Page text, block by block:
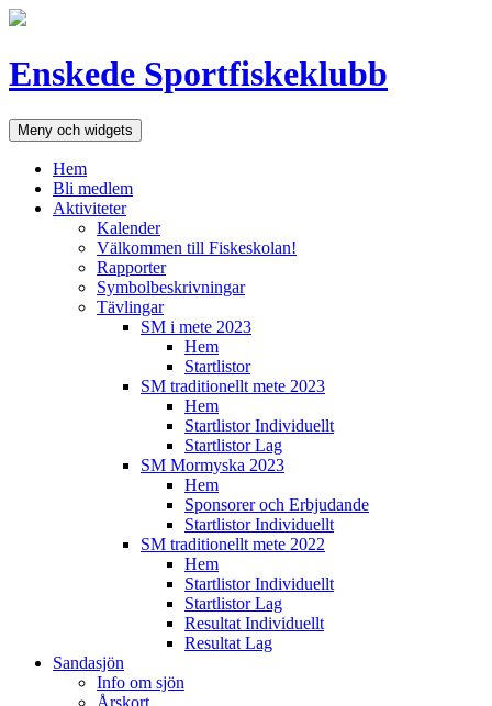
Hoppa
Enskede Sportfiskeklubb
Meny och widgets
Hem
Bli medlem
Aktiviteter
Kalender
Välkommen till Fiskeskolan!
Rapporter
Symbolbeskrivningar
Tävlingar
SM i mete 2023
Hem
Startlistor
SM traditionellt mete 2023
Hem
Startlistor Individuellt
Startlistor Lag
SM Mormyska 2023
Hem
Sponsorer och Erbjudande
Startlistor Individuellt
SM traditionellt mete 2022
Hem
Startlistor Individuellt
Startlistor Lag
Resultat Individuellt
Resultat Lag
Sandasjön
Info om sjön
Årskort